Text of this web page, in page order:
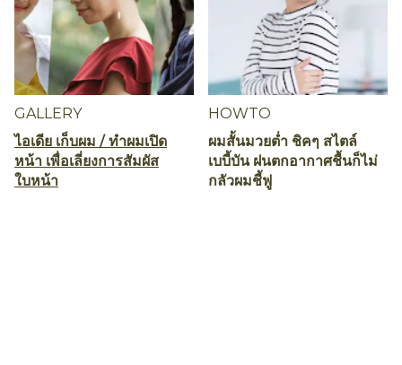
GALLERY
ไอเดีย เก็บผม / ทำผมเปิด
หน้า เพื่อเลี่ยงการสัมผัส
ใบหน้า
HOWTO
ผมสั้นมวยต่ำ ชิคๆ สไตล์
เบบี้บัน ฝนตกอากาศชื้นก็ไม่
กลัวผมชี้ฟู